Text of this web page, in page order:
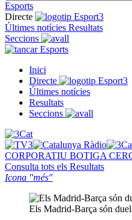
Esports
Directe
Últimes notícies Resultats
Seccions
Esports
Inici
Directe
Últimes notícies
Resultats
Seccions
CORPORATIU BOTIGA
Consulta tots els Resultats
Icona "més"
Els Madrid-Barça són